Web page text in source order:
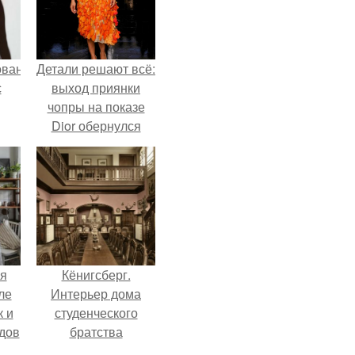
в
Детали решают всё:
выход приянки
чопры на показе
Dior обернулся
шквалом критики
из-за небрежного
пошива.
и
Кёнигсберг.
Интерьер дома
студенческого
братства